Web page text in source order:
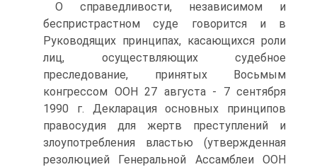
О справедливости, независимом и
беспристрастном суде говорится и в
Руководящих принципах, касающихся роли
лиц, осуществляющих судебное
преследование, принятых Восьмым
конгрессом ООН 27 августа - 7 сентября
1990 г. Декларация основных принципов
правосудия для жертв преступлений и
злоупотребления властью (утвержденная
резолюцией Генеральной Ассамблеи ООН